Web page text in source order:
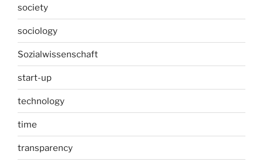
society
sociology
Sozialwissenschaft
start-up
technology
time
transparency